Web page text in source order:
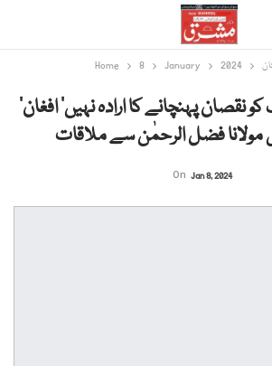
Home 8 January 2024
’کسی پڑوسی ملک کو نقصان پہنچانے کا ارادہ نہیں‘ افغان
مولانا فضل الرحمٰن سے ملاقات
On Jan 8, 2024